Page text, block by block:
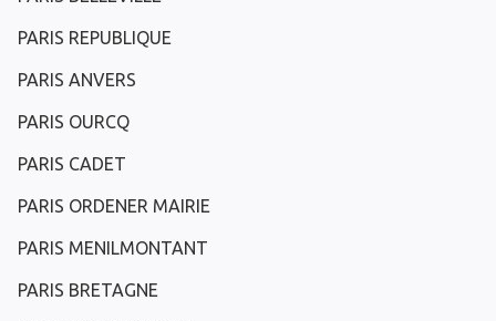
PARIS REPUBLIQUE
PARIS ANVERS
PARIS OURCQ
PARIS CADET
PARIS ORDENER MAIRIE
PARIS MENILMONTANT
PARIS BRETAGNE